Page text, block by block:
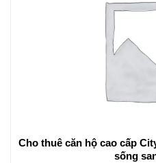
Cho thuê căn hộ cao cấp
sống